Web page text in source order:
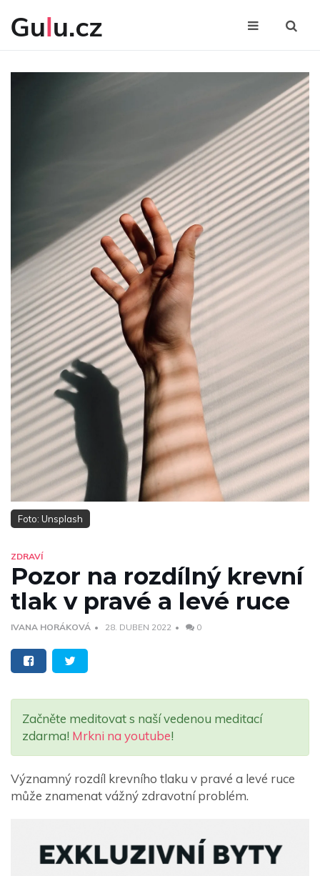
Foto: Unsplash
ZDRAVÍ
Pozor na rozdílný krevní
tlak v pravé a levé ruce
IVANA HORÁKOVÁ 28. DUBEN 2022 0
Začněte meditovat s naší vedenou meditací
zdarma! Mrkni na youtube!
Významný rozdíl krevního tlaku v pravé a levé ruce
může znamenat vážný zdravotní problém.